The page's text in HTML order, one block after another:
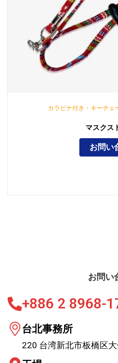
カラビナ付き・キーチェ
マスクス
お問い
お問い
+886 2 8968-
台北事務所
220 台湾新北市板橋区